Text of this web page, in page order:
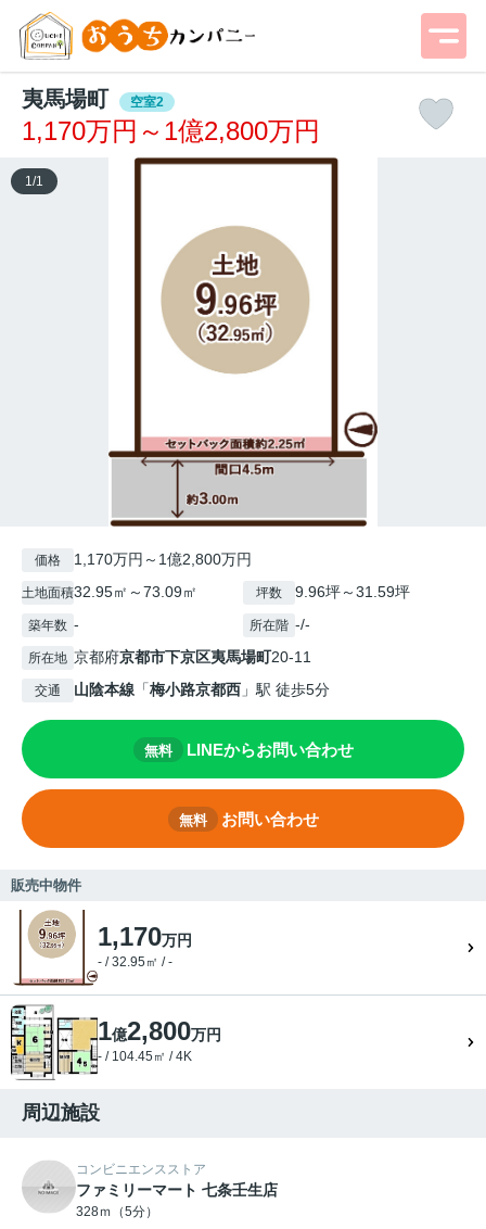
夷馬場町 空室2
1,170万円～1億2,800万円
1 /1
価格 1,170万円～1億2,800万円
土地面積32.95㎡～73.09㎡ 坪数 9.96坪～31.59坪
築年数 - 所在階 -/-
所在地 京都府京都市下京区夷馬場町20-11
交通 山陰本線 「梅小路京都西 」駅 徒歩5分
無料 LINEからお問い合わせ
無料 お問い合わせ
販売中物件
1,170万円
- / 32.95㎡ / -
1億2,800万円
- / 104.45㎡ / 4K
周辺施設
コンビニエンスストア
ファミリーマート 七条壬生店
328ｍ（5分）